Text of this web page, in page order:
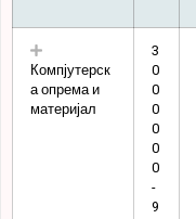
Компјутерск
а опрема и
материјал
3
0
0
0
0
0
0
-
9